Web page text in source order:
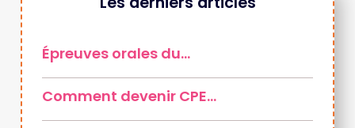
Épreuves orales du…
Comment devenir CPE…